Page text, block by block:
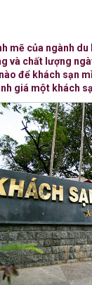
của ngành
và chất lượng
để khách sạn
giá một khách